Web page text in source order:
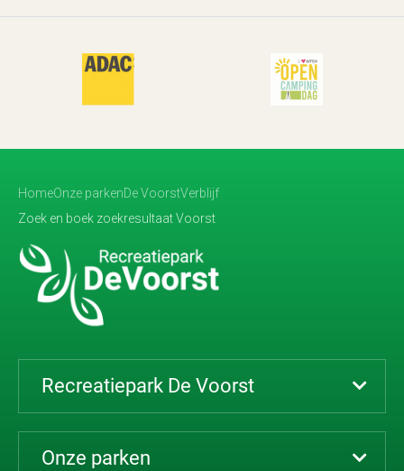
HomeOnze parkenDe VoorstVerblijf
Zoek en boek zoekresultaat Voorst
Recreatiepark De Voorst
Onze parken